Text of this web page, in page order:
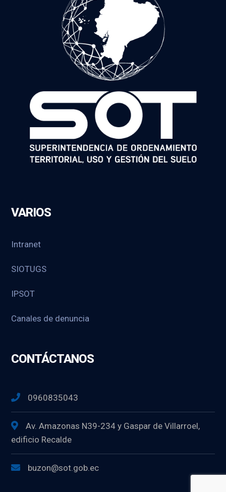
VARIOS
Intranet
SIOTUGS
IPSOT
Canales de denuncia
CONTÁCTANOS
0960835043
Av. Amazonas N39-234 y Gaspar de Villarroel,
edificio Recalde
buzon@sot.gob.ec